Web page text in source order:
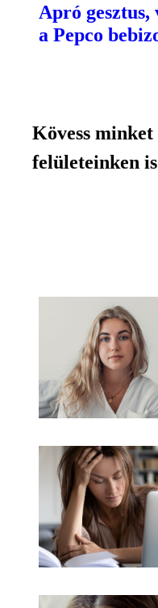
Apró gesztus,
a Pepco
Kövess minket
felületeinken